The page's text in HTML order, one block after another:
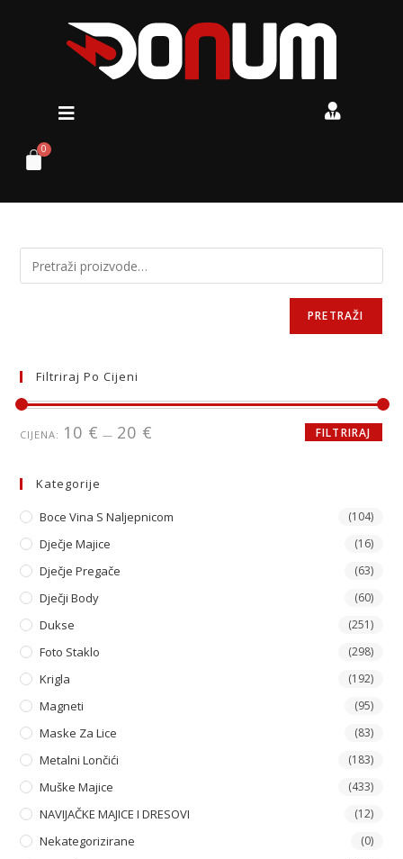
PRETRAŽI
Filtriraj Po Cijeni
FILTRIRAJ
CIJENA: 10 € — 20 €
Kategorije
Boce Vina S Naljepnicom (104)
Dječje Majice (16)
Dječje Pregače (63)
Dječji Body (60)
Dukse (251)
Foto Staklo (298)
Krigla (192)
Magneti (95)
Maske Za Lice (83)
Metalni Lončići (183)
Muške Majice (433)
NAVIJAČKE MAJICE I DRESOVI (12)
Nekategorizirane (0)